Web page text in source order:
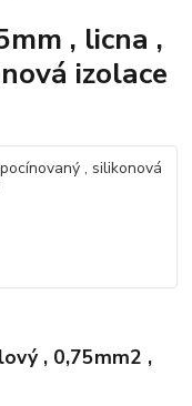
, licna ,
izolace
, 0,75mm2 ,